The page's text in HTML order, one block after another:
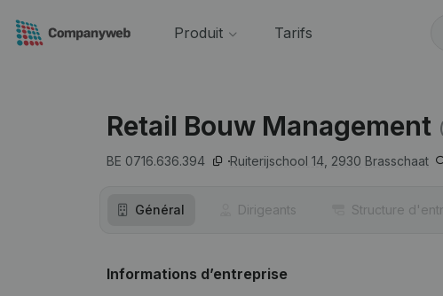
Produit Tarifs
Retail Bouw Management
BE 0716.636.394 Ruiterijschool 14, 2930 Brasschaat
Général Dirigeants Structure
Informations d’entreprise